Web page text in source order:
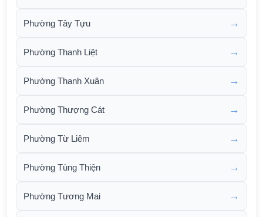
Phường Tây Tựu →
Phường Thanh Liệt →
Phường Thanh Xuân →
Phường Thượng Cát →
Phường Từ Liêm →
Phường Tùng Thiện →
Phường Tương Mai →